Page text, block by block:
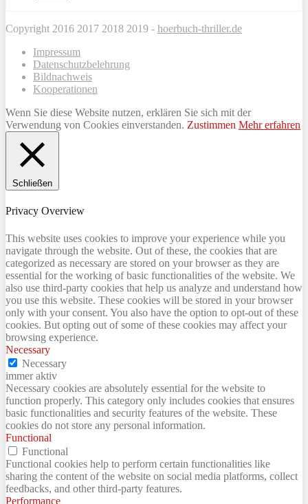
Copyright 2016 2017 2018 2019 - hoerbuch-thriller.de
Impressum
Datenschutzbelehrung
Bildnachweis
Kooperationen
Wenn Sie diese Website nutzen, erklären Sie sich mit der
Verwendung von Cookies einverstanden. Zustimmen Mehr erfahren
Schließen
Privacy Overview
This website uses cookies to improve your experience while you
navigate through the website. Out of these, the cookies that are
categorized as necessary are stored on your browser as they are
essential for the working of basic functionalities of the website. We
also use third-party cookies that help us analyze and understand how
you use this website. These cookies will be stored in your browser
only with your consent. You also have the option to opt-out of these
cookies. But opting out of some of these cookies may affect your
browsing experience.
Necessary
Necessary
immer aktiv
Necessary cookies are absolutely essential for the website to
function properly. This category only includes cookies that ensures
basic functionalities and security features of the website. These
cookies do not store any personal information.
Functional
Functional
Functional cookies help to perform certain functionalities like
sharing the content of the website on social media platforms, collect
feedbacks, and other third-party features.
Performance